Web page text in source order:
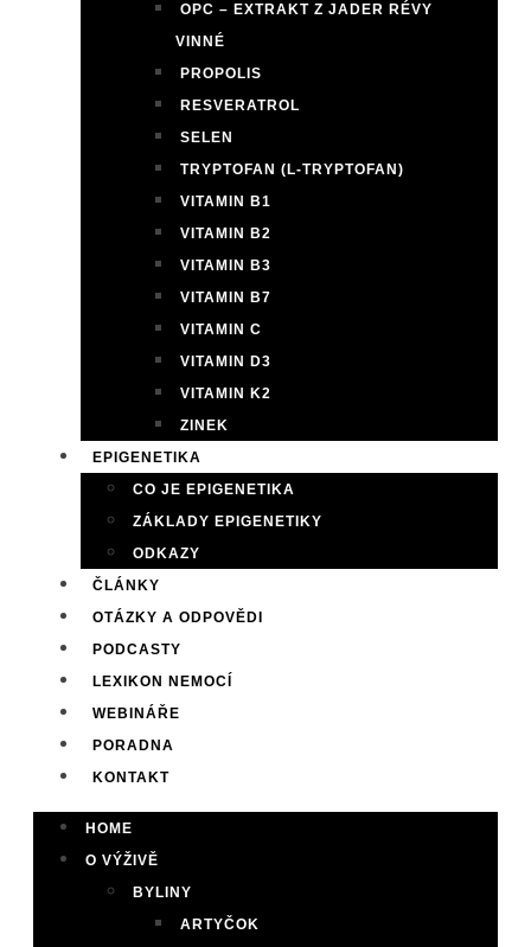
OPC – EXTRAKT Z JADER RÉVY
VINNÉ
PROPOLIS
RESVERATROL
SELEN
TRYPTOFAN (L-TRYPTOFAN)
VITAMIN B1
VITAMIN B2
VITAMIN B3
VITAMIN B7
VITAMIN C
VITAMIN D3
VITAMIN K2
ZINEK
EPIGENETIKA
CO JE EPIGENETIKA
ZÁKLADY EPIGENETIKY
ODKAZY
ČLÁNKY
OTÁZKY A ODPOVĚDI
PODCASTY
LEXIKON NEMOCÍ
WEBINÁŘE
PORADNA
KONTAKT
HOME
O VÝŽIVĚ
BYLINY
ARTYČOK